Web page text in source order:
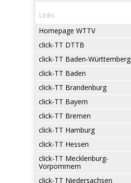
Links
Homepage WTTV
click-TT DTTB
click-TT Baden-Württemberg
click-TT Baden
click-TT Brandenburg
click-TT Bayern
click-TT Bremen
click-TT Hamburg
click-TT Hessen
click-TT Mecklenburg-
Vorpommern
click-TT Niedersachsen